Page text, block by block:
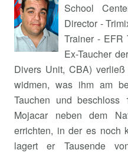
School
Director -
Trainer - EFR
Ex-Taucher
Divers Unit, CBA)
widmen, was ihm am
Tauchen und beschloss
Mojacar neben dem
errichten, in der es noch
lagert er Tausende